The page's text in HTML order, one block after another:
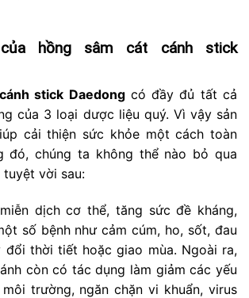
hồng sâm cát cánh stick
stick Daedongcó đầy đủ tất cả
của 3 loại dược liệu quý. Vì vậy sản
cải thiện sức khỏe một cách toàn
đó, chúng ta không thể nào bỏ qua
vời sau:
dịch cơ thể, tăng sức đề kháng,
số bệnh như cảm cúm, ho, sốt, đau
thời tiết hoặc giao mùa. Ngoài ra,
còn có tác dụng làm giảm các yếu
trường, ngăn chặn vi khuẩn, virus